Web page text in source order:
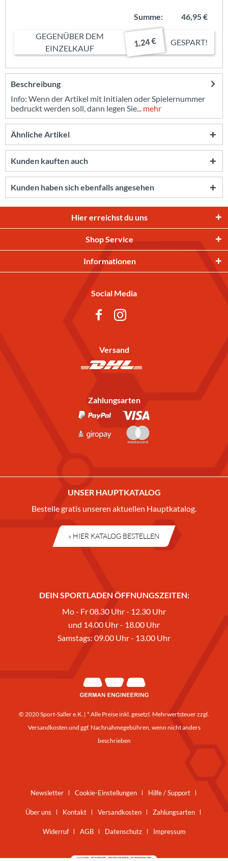
Summe:
46,95 €
GEGENÜBER DEM
EINZELKAUF
1,24 € GESPART!
Beschreibung
Info: Wenn der Artikel mit Initialen oder Spielernummer
bedruckt werden soll, dann legen Sie... mehr
Ähnliche Artikel
Kunden kauften auch
Kunden haben sich ebenfalls angesehen
Hier erreichst du uns
Shop Service
Informationen
Social Media
Versand
Zahlungsarten
UNSER HAUPTKATALOG
Bestelle gratis unseren aktuellen Hauptkatalog.
» HIER KATALOG BESTELLEN
DEIN SPORTLADEN ÖFFNUNGSZEITEN:
Mo - Fr 08.30 Uhr - 12.30 Uhr
und 14.00 Uhr - 18.00 Uhr
Samstags: 09.00 Uhr - 13.00 Uhr
© 2020 Sport-Saller e.K. | * Alle Preise inkl. gesetzl. Mehrwertsteuer zzgl.
Versandkosten und ggf. Nachnahmegebühren, wenn nicht anders
beschrieben
Newsletter Cookie-Einstellungen Hilfe / Support
Über uns Kontakt Versandkosten Zahlungsarten
Widerruf AGB Datenschutz Impressum